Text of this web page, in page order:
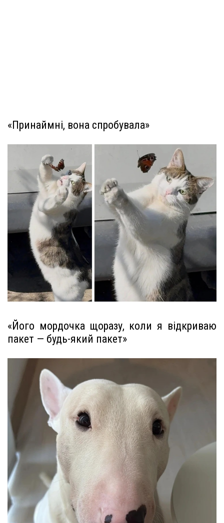
«Принаймні, вона спробувала»
«Його мордочка щоразу, коли я відкриваю
пакет — будь-який пакет»